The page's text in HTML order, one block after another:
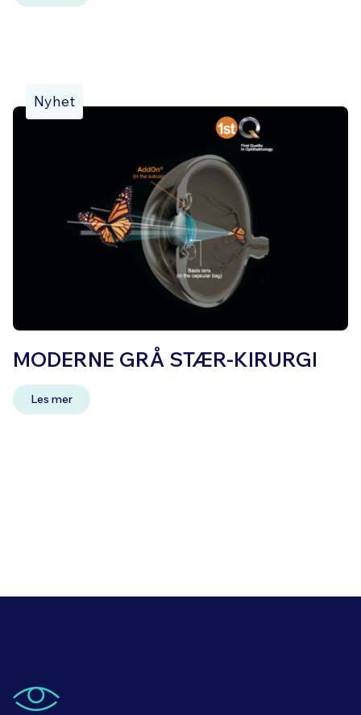
Nyhet
MODERNE GRÅ STÆR-KIRURGI
Les mer